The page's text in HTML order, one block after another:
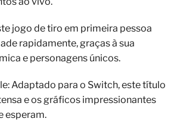
jogo de tiro em primeira pessoa
rapidamente, graças à sua
e personagens únicos.
Adaptado para o Switch, este título
e os gráficos impressionantes
esperam.